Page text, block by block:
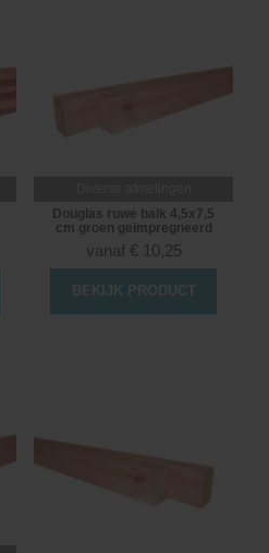
Douglas ruwe balk 4,5x7,5
cm groen geïmpregneerd
vanaf € 10,25
BEKIJK PRODUCT